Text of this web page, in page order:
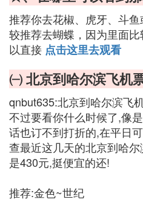
推荐你去花椒、虎牙、斗
较推荐去蝴蝶，因为里面
以直接 点击这里去观看
㈠ 北京到哈尔滨飞机
qnbut635:北京到哈尔滨飞
不过要看你什么时候了,像
话也订不到打折的,在平日
查最近这几天的北京到哈
是430元,挺便宜的还!
推荐:金色~世纪